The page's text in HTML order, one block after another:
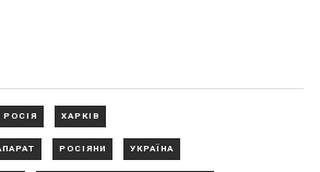
РОСІЯ ХАРКІВ
РОСІЯНИ УКРАЇНА